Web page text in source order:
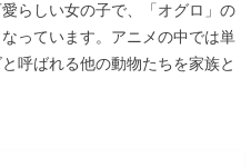
らしい女の子で、「オグロ」の
っています。アニメの中では単
呼ばれる他の動物たちを家族と